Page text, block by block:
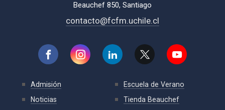
Beauchef 850, Santiago
contacto@fcfm.uchile.cl
Admisión
Noticias
Escuela de Verano
Tienda Beauchef